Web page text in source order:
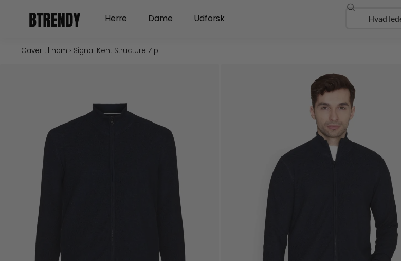
Herre Open Herre
Dame Open Dame
Udforsk Søg
Gaver til ham › Signal Kent Structure Zip